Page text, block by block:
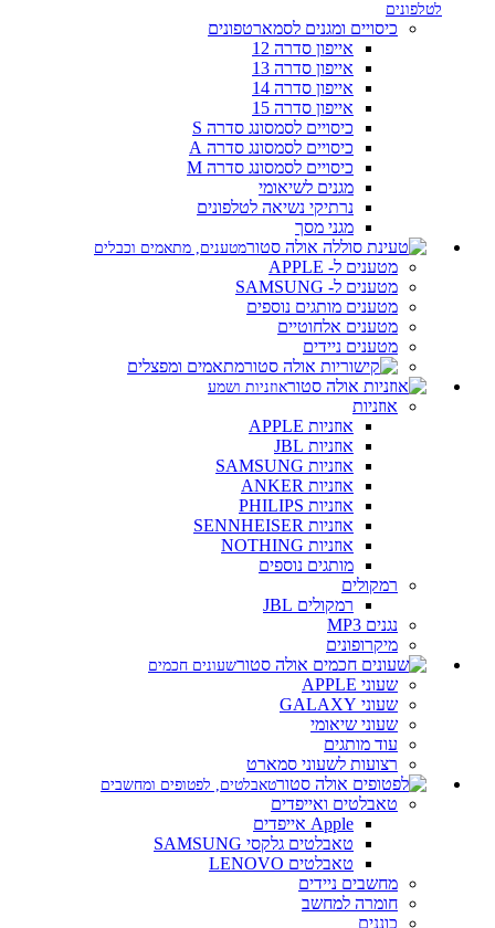
לטלפונים
כיסויים ומגנים לסמארטפונים
אייפון סדרה 12
אייפון סדרה 13
אייפון סדרה 14
אייפון סדרה 15
כיסויים לסמסונג סדרה S
כיסויים לסמסונג סדרה A
כיסויים לסמסונג סדרה M
מגנים לשיאומי
נרתיקי נשיאה לטלפונים
מגני מסך
מטענים, מתאמים וכבלים
מטענים ל- APPLE
מטענים ל- SAMSUNG
מטענים מותגים נוספים
מטענים אלחוטיים
מטענים ניידים
מתאמים ומפצלים
אוזניות ושמע
אוזניות
אוזניות APPLE
אוזניות JBL
אוזניות SAMSUNG
אוזניות ANKER
אוזניות PHILIPS
אוזניות SENNHEISER
אוזניות NOTHING
מותגים נוספים
רמקולים
רמקולים JBL
נגנים MP3
מיקרופונים
שעונים חכמים
שעוני APPLE
שעוני GALAXY
שעוני שיאומי
עוד מותגים
רצועות לשעוני סמארט
טאבלטים, לפטופים ומחשבים
טאבלטים ואייפדים
Apple אייפדים
טאבלטים גלקסי SAMSUNG
טאבלטים LENOVO
מחשבים ניידים
חומרה למחשב
כוננים